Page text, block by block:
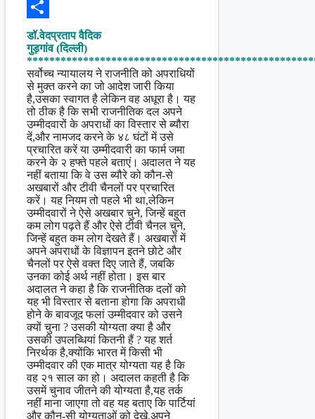
Facebook
Share
डॉ.वेदप्रताप वैदिक
गुड़गांव (दिल्ली)
सर्वोच्च न्यायालय ने राजनीति को अपराधियों
से मुक्त करने का जो आदेश जारी किया
है,उसका स्वागत है लेकिन वह अधूरा है। यह
तो ठीक है कि सभी राजनीतिक दल अपने
उम्मीदवारों के अपराधों का विस्तार से ब्यौरा
दें,और नामजद करने के ४८ घंटों में उसे
प्रचारित करें या उम्मीदवारी का फार्म जमा
करने के २ हफ्ते पहले बताएं। अदालत ने यह
नहीं बताया कि वे उस ब्यौरे को कौन-से
अखबारों और टीवी चैनलों पर प्रचारित
करें। यह नियम तो पहले भी था,लेकिन
उम्मीदवारों ने ऐसे अखबार चुने, जिन्हें बहुत
कम लोग पढ़ते हैं और ऐसे टीवी चैनल चुने,
जिन्हें बहुत कम लोग देखते हैं। अखबारों में
अपने अपराधों के विज्ञापन इतने छोटे और
चैनलों पर ऐसे वक्त दिए जाते हैं, जबकि
उनका कोई अर्थ नहीं होता। इस बार
अदालत ने कहा है कि राजनीतिक दलों को
यह भी विस्तार से बताना होगा कि अपराधी
होने के बावजूद फलां उम्मीदवार को उसने
क्यों चुना ? उसकी योग्यता क्या है और
उसकी उपलब्धियां कितनी हैं ? यह शर्त
निरर्थक है,क्योंकि भारत में किसी भी
उम्मीदवार की एक मात्र योग्यता यह है कि
वह २१ साल का हो। अदालत कहती है कि
उसमें चुनाव जीतने की योग्यता है,यह तर्क
नहीं माना जाएगा तो वह यह बताए कि पार्टियां
और कौन-सी योग्यताओं को देखे,अपने